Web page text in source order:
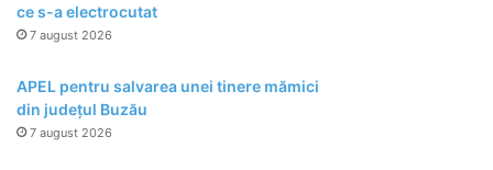
ce s-a electrocutat
7 august 2026
APEL pentru salvarea unei tinere mămici
din județul Buzău
7 august 2026